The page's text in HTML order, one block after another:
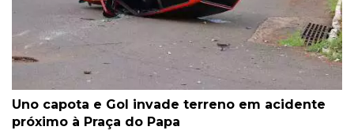
Uno capota e Gol invade terreno em acidente
próximo à Praça do Papa